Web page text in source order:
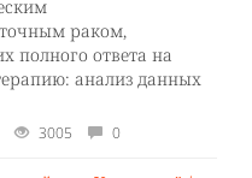
раком,
полного ответа на
анализ данных
3005 0